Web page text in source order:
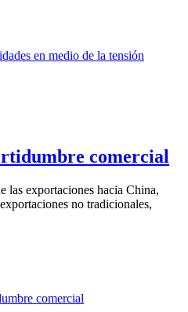
comercial
las exportaciones hacia China,
no tradicionales,